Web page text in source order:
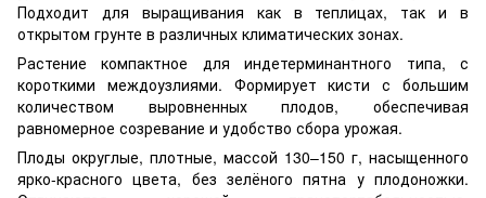
Подходит для выращивания как в теплицах, так и в
открытом грунте в различных климатических зонах.
Растение компактное для индетерминантного типа, с
короткими междоузлиями. Формирует кисти с большим
количеством выровненных плодов, обеспечивая
равномерное созревание и удобство сбора урожая.
Плоды округлые, плотные, массой 130–150 г, насыщенного
ярко-красного цвета, без зелёного пятна у плодоножки.